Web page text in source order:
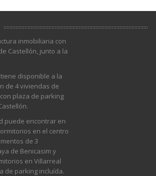
inmobiliaria con
Castellón, junto a la
disponible a la
de 4 viviendas de
plaza de parking
puede encontrar en
en el centro
de 3
de Benicasim y
en Villarreal
de parking incluída.